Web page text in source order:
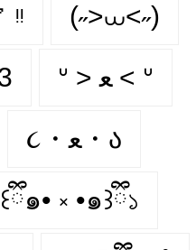
(˶>⩊<˶)
ᐡ > ﻌ < ᐡ
૮・ﻌ・ა
๑• ༝ •๑꒱ྀི১